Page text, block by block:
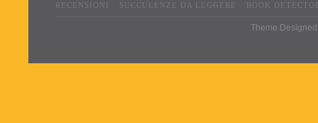
RECENSIONI SUCCULENZE DA LEGGERE BOOK
Theme